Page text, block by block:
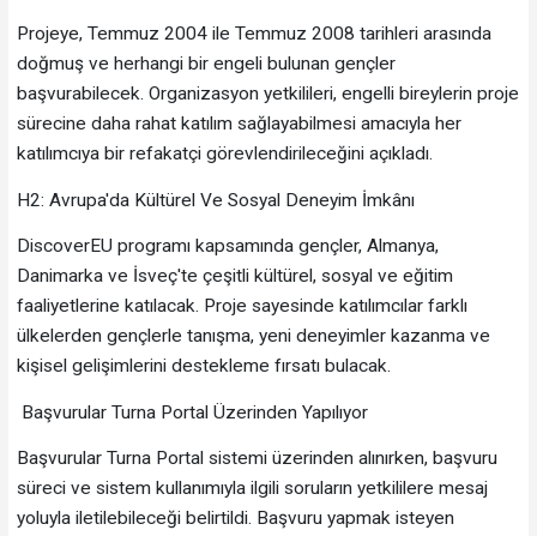
Projeye, Temmuz 2004 ile Temmuz 2008 tarihleri arasında
doğmuş ve herhangi bir engeli bulunan gençler
başvurabilecek. Organizasyon yetkilileri, engelli bireylerin proje
sürecine daha rahat katılım sağlayabilmesi amacıyla her
katılımcıya bir refakatçi görevlendirileceğini açıkladı.
H2: Avrupa'da Kültürel Ve Sosyal Deneyim İmkânı
DiscoverEU programı kapsamında gençler, Almanya,
Danimarka ve İsveç'te çeşitli kültürel, sosyal ve eğitim
faaliyetlerine katılacak. Proje sayesinde katılımcılar farklı
ülkelerden gençlerle tanışma, yeni deneyimler kazanma ve
kişisel gelişimlerini destekleme fırsatı bulacak.
Başvurular Turna Portal Üzerinden Yapılıyor
Başvurular Turna Portal sistemi üzerinden alınırken, başvuru
süreci ve sistem kullanımıyla ilgili soruların yetkililere mesaj
yoluyla iletilebileceği belirtildi. Başvuru yapmak isteyen